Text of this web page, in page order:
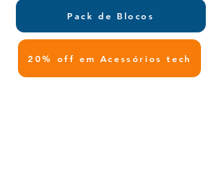
Pack de Blocos
20% off em Acessórios tech